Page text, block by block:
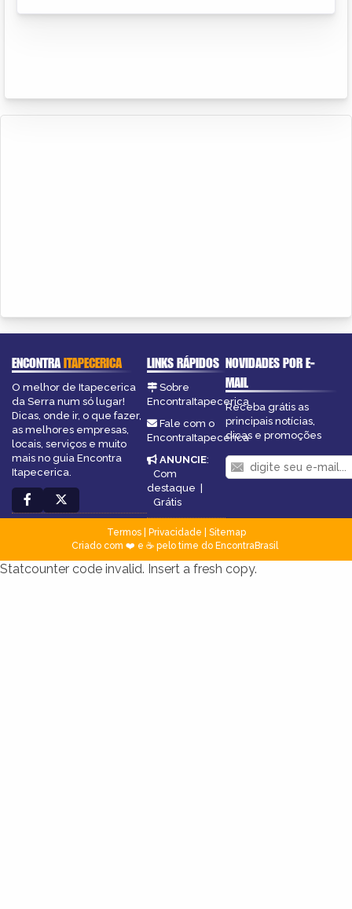
ENCONTRAITAPECERICA
O melhor de Itapecerica
da Serra num só lugar!
Dicas, onde ir, o que fazer,
as melhores empresas,
locais, serviços e muito
mais no guia Encontra
Itapecerica.
LINKS RÁPIDOS
Sobre
EncontraItapecerica
Fale com o
EncontraItapecerica
ANUNCIE:
Com
destaque |
Grátis
NOVIDADES POR E-
MAIL
Receba grátis as
principais notícias,
dicas e promoções
Termos| Privacidade
Sitemap
Criado com ❤️ e ☕ pelo time do EncontraBrasil
Statcounter code invalid. Insert a fresh copy.